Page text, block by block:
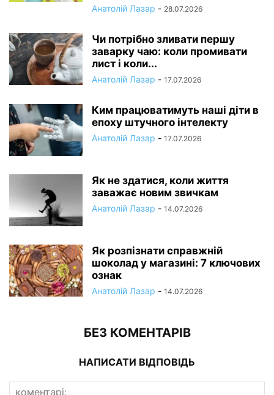
Анатолій Лазар - 28.07.2026
Чи потрібно зливати першу
заварку чаю: коли промивати
лист і коли...
Анатолій Лазар - 17.07.2026
Ким працюватимуть наші діти в
епоху штучного інтелекту
Анатолій Лазар - 17.07.2026
Як не здатися, коли життя
заважає новим звичкам
Анатолій Лазар - 14.07.2026
Як розпізнати справжній
шоколад у магазині: 7 ключових
ознак
Анатолій Лазар - 14.07.2026
БЕЗ КОМЕНТАРІВ
НАПИСАТИ ВІДПОВІДЬ